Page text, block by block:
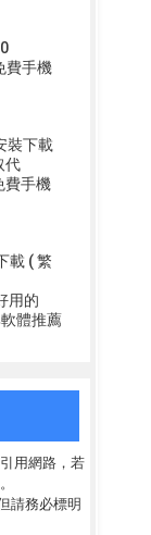
費手機
裝下載
代
費手機
載 ( 繁
用的
體推薦
用網路，若
請務必標明